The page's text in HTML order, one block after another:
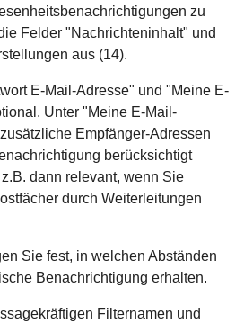
zu
Felder "Nachrichteninhalt" und
aus (14).
E-Mail-Adresse" und "Meine E-
Unter "Meine E-Mail-
Empfänger-Adressen
berücksichtigt
dann relevant, wenn Sie
durch Weiterleitungen
Sie fest, in welchen Abständen
Benachrichtigung erhalten.
Filternamen und